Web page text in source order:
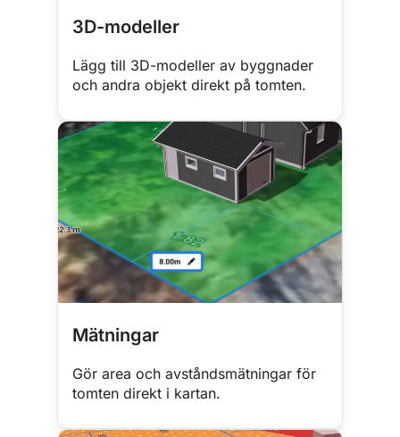
3D-modeller
Lägg till 3D-modeller av byggnader
och andra objekt direkt på tomten.
Mätningar
Gör area och avståndsmätningar för
tomten direkt i kartan.